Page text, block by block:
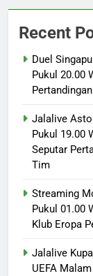
Recent
Duel
Pukul 20.00
Jalalive
Pukul 19.00
Seputar
Tim
Streaming
Pukul 01.00
Klub Eropa
Jalalive
UEFA